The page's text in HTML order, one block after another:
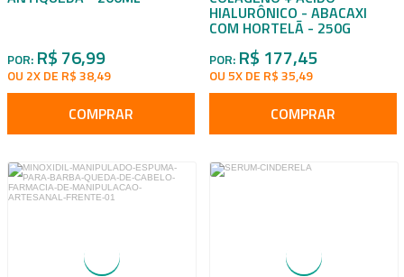
POR: R$ 76,99
OU 2X DE R$ 38,49
COMPRAR
HIALURÔNICO - ABACAXI
COM HORTELÃ - 250G
POR: R$ 177,45
OU 5X DE R$ 35,49
COMPRAR